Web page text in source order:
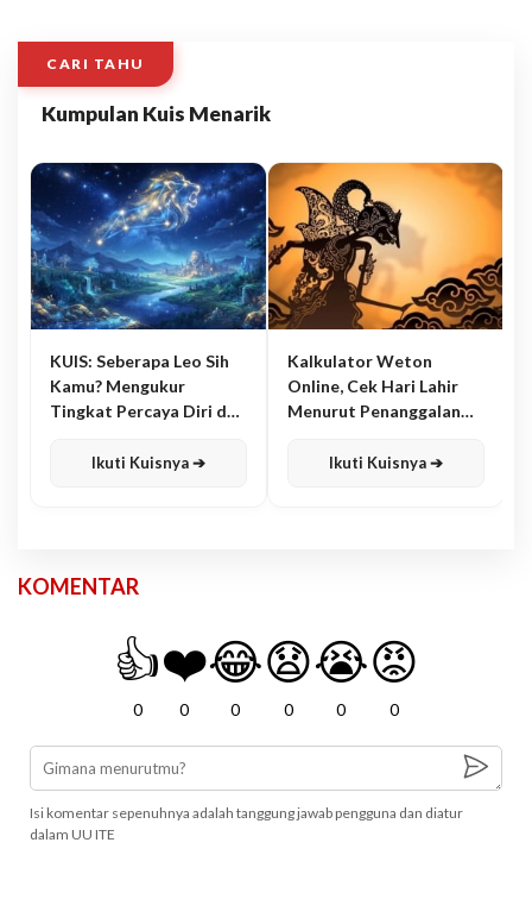
CARI TAHU
Kumpulan Kuis Menarik
KUIS: Seberapa Leo Sih
Kamu? Mengukur
Tingkat Percaya Diri dan
Ikuti Kuisnya ➔
Kalkulator Weton
Online, Cek Hari Lahir
Menurut Penanggalan
Ikuti Kuisnya ➔
KOMENTAR
👍
0
❤️
0
😂
0
😧
0
😭
0
😡
0
Isi komentar sepenuhnya adalah tanggung jawab pengguna dan diatur
dalam UU ITE